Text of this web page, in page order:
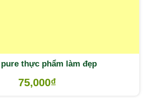
thực phẩm làm đẹp
75,000₫